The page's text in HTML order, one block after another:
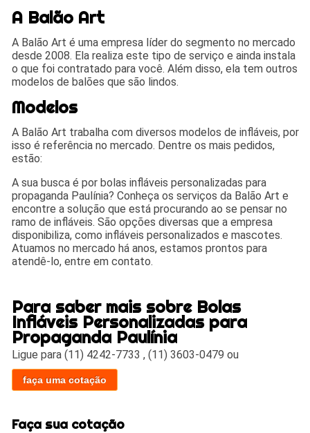
A Balão Art
A Balão Art é uma empresa líder do segmento no mercado
desde 2008. Ela realiza este tipo de serviço e ainda instala
o que foi contratado para você. Além disso, ela tem outros
modelos de balões que são lindos.
Modelos
A Balão Art trabalha com diversos modelos de infláveis, por
isso é referência no mercado. Dentre os mais pedidos,
estão:
A sua busca é por bolas infláveis personalizadas para
propaganda Paulínia? Conheça os serviços da Balão Art e
encontre a solução que está procurando ao se pensar no
ramo de infláveis. São opções diversas que a empresa
disponibiliza, como infláveis personalizados e mascotes.
Atuamos no mercado há anos, estamos prontos para
atendê-lo, entre em contato.
Para saber mais sobre Bolas
Infláveis Personalizadas para
Propaganda Paulínia
Ligue para(11) 4242-7733 ,(11) 3603-0479 ou
faça uma cotação
Faça sua cotação